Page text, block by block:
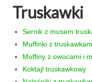
Truskawki
Sernik z musem
Muffinki z
Muffiny z owocami i
Koktajl truskawkowy